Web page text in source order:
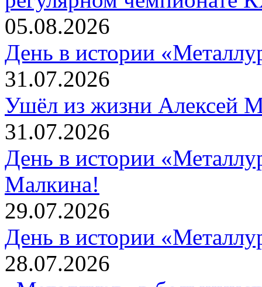
05.08.2026
День в истории
31.07.2026
Ушёл из жизни Алексей
31.07.2026
День в истории
Малкина!
29.07.2026
День в истории
28.07.2026